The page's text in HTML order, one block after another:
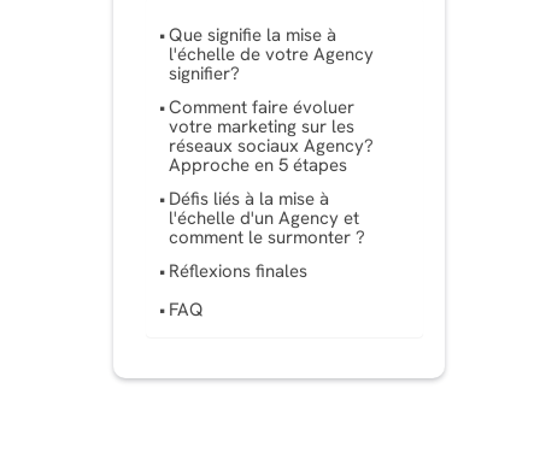
Que signifie la mise à
l'échelle de votre Agency
signifier?
Comment faire évoluer
votre marketing sur les
réseaux sociaux Agency?
Approche en 5 étapes
Défis liés à la mise à
l'échelle d'un Agency et
comment le surmonter ?
Réflexions finales
FAQ